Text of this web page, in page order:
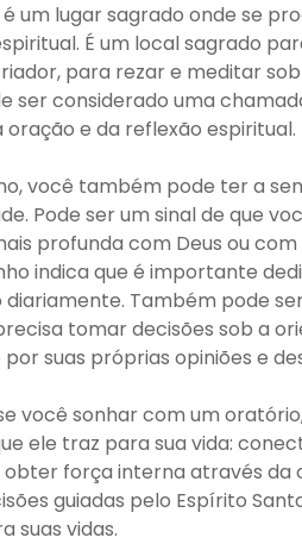
um lugar sagrado onde se
É um local sagrado
para rezar e meditar
ser considerado uma
e da reflexão espiritual.
você também pode ter a
Pode ser um sinal de que
profunda com Deus ou com
indica que é importante
diariamente. Também pode
tomar decisões sob a
por suas próprias opiniões e
você sonhar com um
ele traz para sua vida:
obter força interna através da
guiadas pelo Espírito
suas vidas.